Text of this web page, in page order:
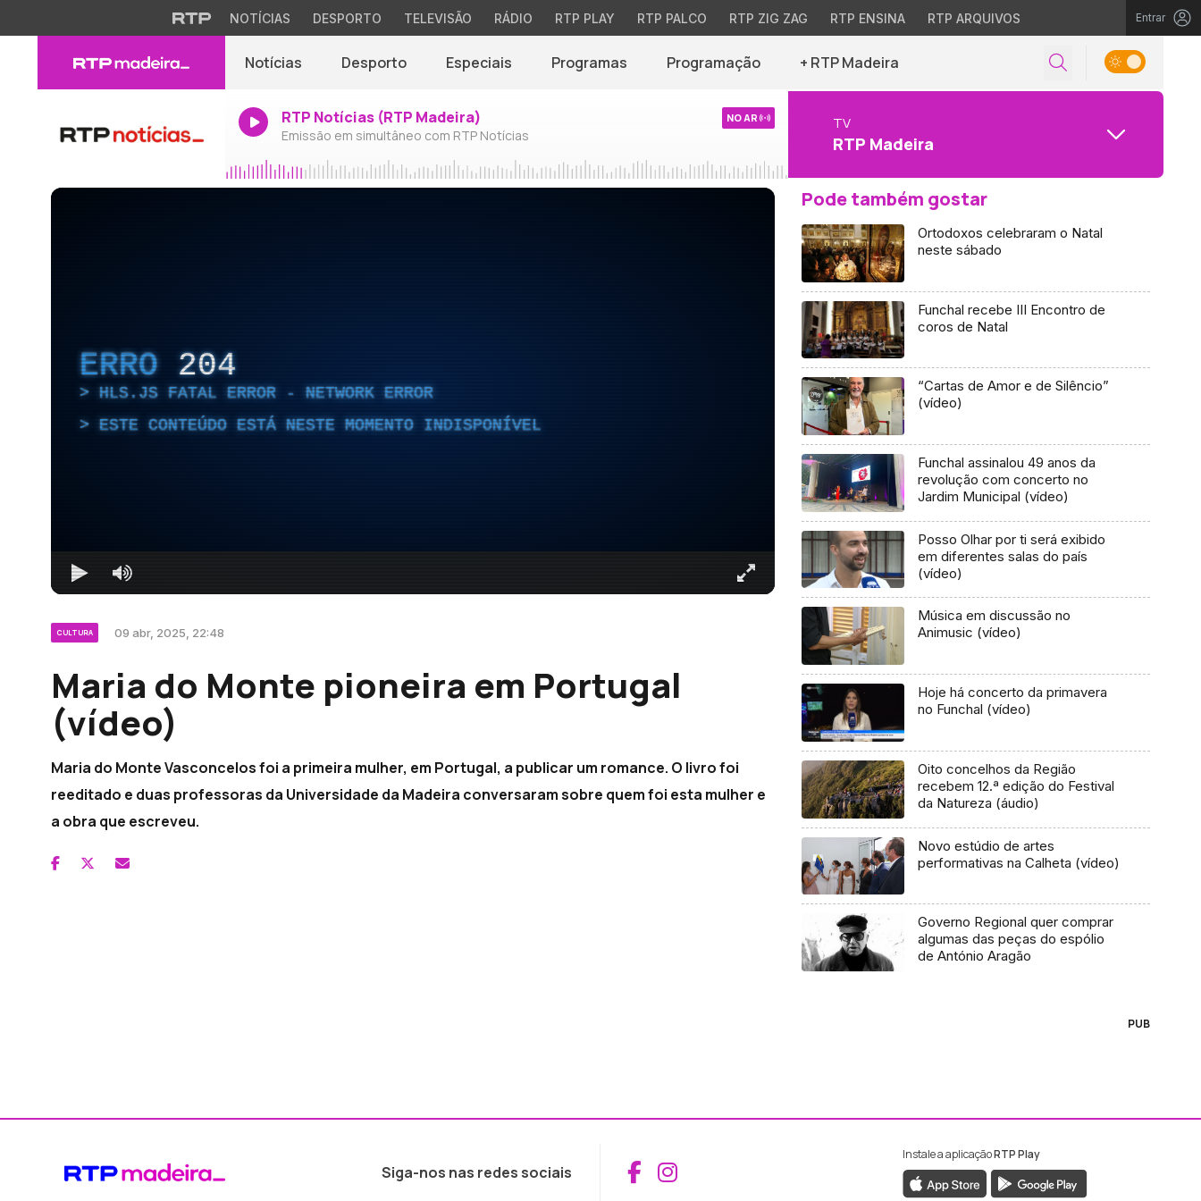
NOTÍCIAS DESPORTO TELEVISÃO RÁDIO RTP PLAY RTP PALCO RTP ZIG ZAG RTP ENSINA RTP ARQUIVOS Entrar
Notícias Desporto Especiais Programas Programação + RTP Madeira
RTP Notícias (RTP Madeira)
Emissão em simultâneo com RTP Notícias
NO AR TV
RTP Madeira
ERRO 204
HLS.JS FATAL ERROR - NETWORK ERROR
ESTE CONTEÚDO ESTÁ NESTE MOMENTO INDISPONÍVEL
CULTURA 09 abr, 2025, 22:48
Maria do Monte pioneira em Portugal
(vídeo)
Maria do Monte Vasconcelos foi a primeira mulher, em Portugal, a publicar um romance. O livro foi
reeditado e duas professoras da Universidade da Madeira conversaram sobre quem foi esta mulher e
a obra que escreveu.
Pode também gostar
Ortodoxos celebraram o Natal
neste sábado
Funchal recebe III Encontro de
coros de Natal
“Cartas de Amor e de Silêncio”
(vídeo)
Funchal assinalou 49 anos da
revolução com concerto no
Jardim Municipal (vídeo)
Posso Olhar por ti será exibido
em diferentes salas do país
(vídeo)
Música em discussão no
Animusic (vídeo)
Hoje há concerto da primavera
no Funchal (vídeo)
Oito concelhos da Região
recebem 12.ª edição do Festival
da Natureza (áudio)
Novo estúdio de artes
performativas na Calheta (vídeo)
Governo Regional quer comprar
algumas das peças do espólio
de António Aragão
PUB
Siga-nos nas redes sociais Aceder ao Facebook da RTP Madeira
Aceder ao Instagram da RTP Madeira
Instale a aplicaçãoRTP Play